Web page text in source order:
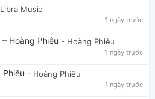
Music
1 ngày trước
Hoàng Phiêu - Hoàng Phiêu
1 ngày trước
Phiêu - Hoàng Phiêu
1 ngày trước